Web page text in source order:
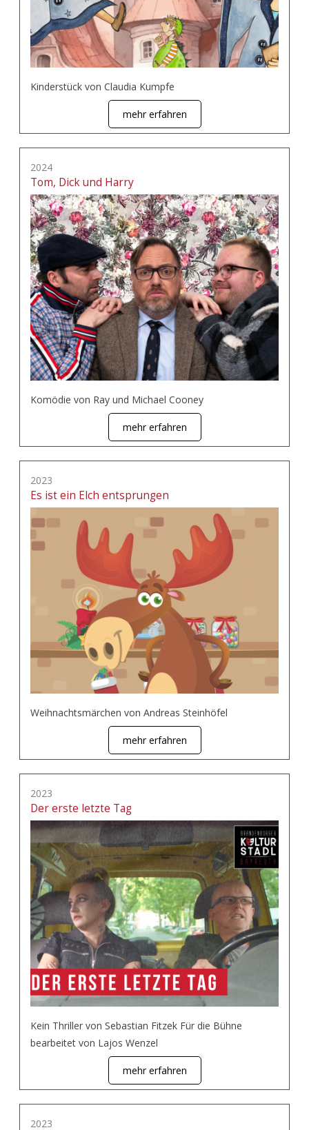
Kinderstück von Claudia Kumpfe
mehr erfahren
2024
Tom, Dick und Harry
Komödie von Ray und Michael Cooney
mehr erfahren
2023
Es ist ein Elch entsprungen
Weihnachtsmärchen von Andreas Steinhöfel
mehr erfahren
2023
Der erste letzte Tag
Kein Thriller von Sebastian Fitzek Für die Bühne
bearbeitet von Lajos Wenzel
mehr erfahren
2023